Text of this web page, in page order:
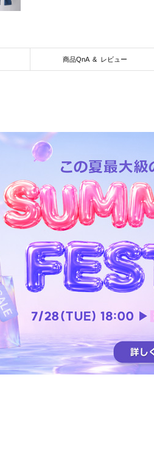
商品QnA & レビュー